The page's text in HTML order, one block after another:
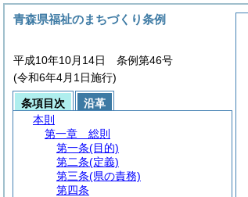
青森県福祉のまちづくり条例
平成10年10月14日 条例第46号
(令和6年4月1日施行)
条項目次
沿革
本則
第一章
総則
第一条(目的)
第二条(定義)
第三条(県の責務)
第四条